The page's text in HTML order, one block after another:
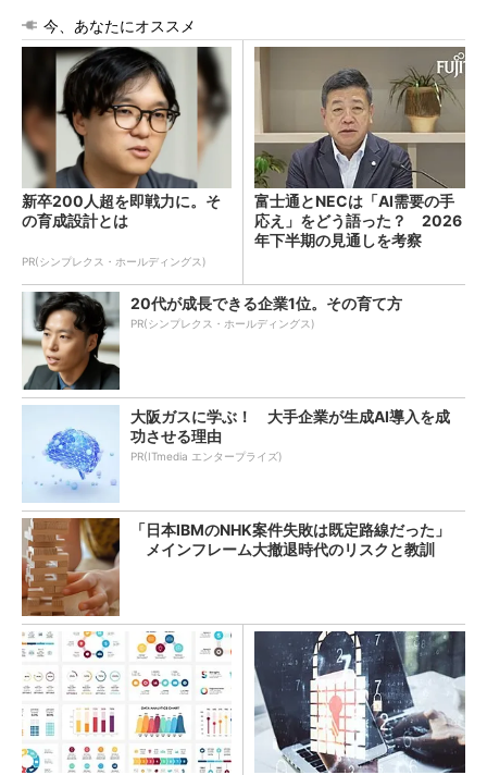
今、あなたにオススメ
新卒200人超を即戦力に。そ
の育成設計とは
PR(シンプレクス・ホールディングス)
富士通とNECは「AI需要の手
応え」をどう語った？ 2026
年下半期の見通しを考察
20代が成長できる企業1位。その育て方
PR(シンプレクス・ホールディングス)
大阪ガスに学ぶ！ 大手企業が生成AI導入を成
功させる理由
PR(ITmedia エンタープライズ)
「日本IBMのNHK案件失敗は既定路線だった」
メインフレーム大撤退時代のリスクと教訓